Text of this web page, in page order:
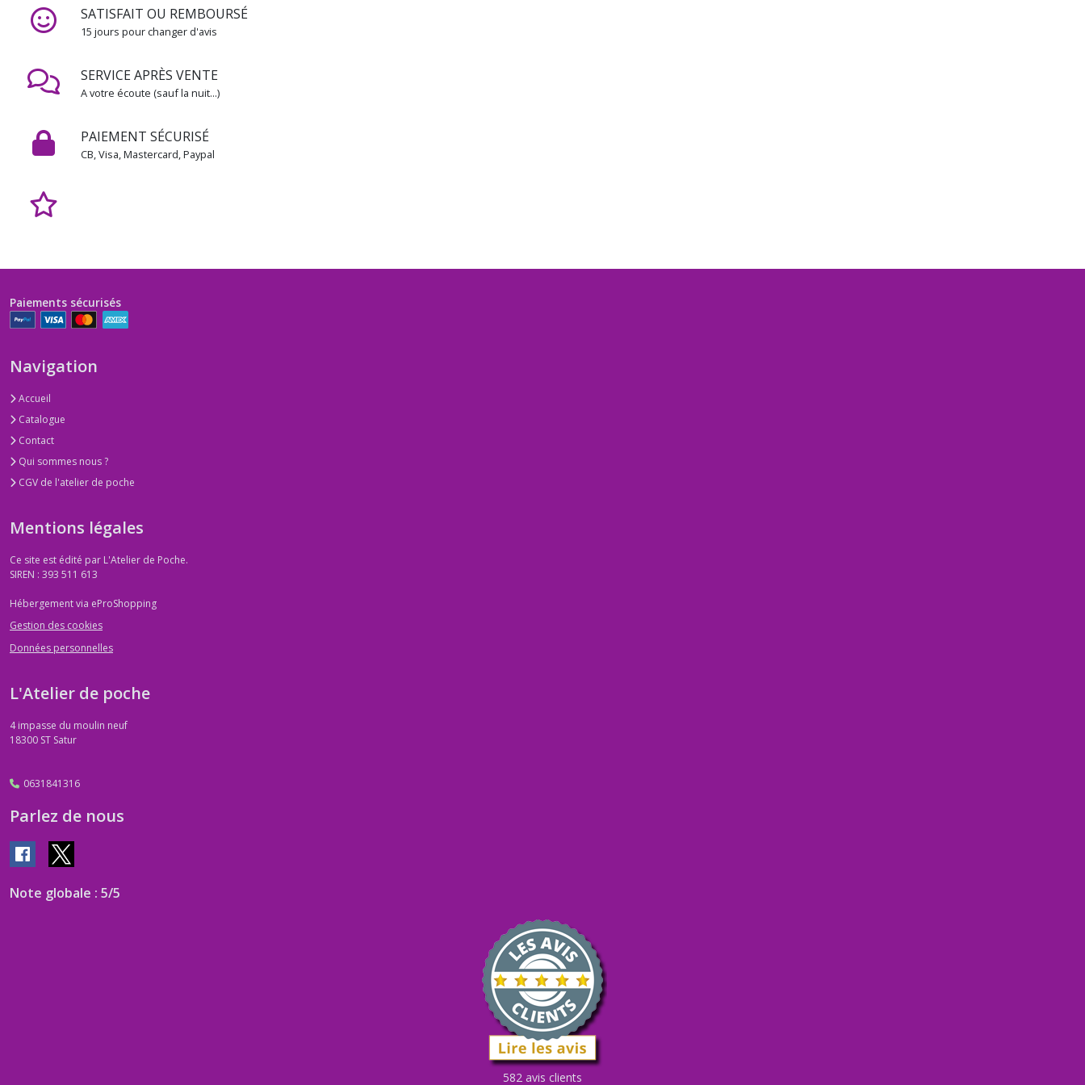
SATISFAIT OU REMBOURSÉ
15 jours pour changer d'avis
SERVICE APRÈS VENTE
A votre écoute (sauf la nuit...)
PAIEMENT SÉCURISÉ
CB, Visa, Mastercard, Paypal
(1)
Afficher
Paiements sécurisés
Navigation
Accueil
Catalogue
Contact
Qui sommes nous ?
CGV de l'atelier de poche
Mentions légales
Ce site est édité par L'Atelier de Poche.
SIREN : 393 511 613
Hébergement via eProShopping
Gestion des cookies
Données personnelles
L'Atelier de poche
4 impasse du moulin neuf
18300 ST Satur
0631841316
Parlez de nous
Note globale : 5/5
582 avis clients